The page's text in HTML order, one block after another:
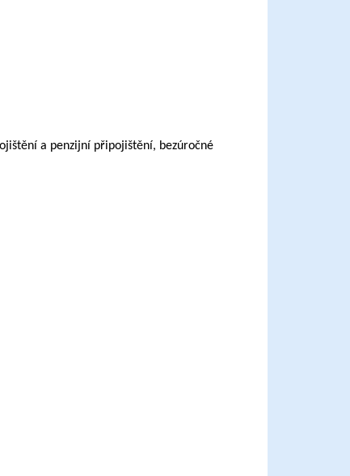
a penzijní připojištění, bezúročné